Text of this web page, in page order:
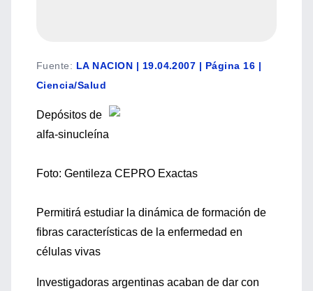
Fuente: LA NACION | 19.04.2007 | Página 16 |
Ciencia/Salud
Depósitos de
alfa-sinucleína
Foto: Gentileza CEPRO Exactas
Permitirá estudiar la dinámica de formación de
fibras características de la enfermedad en
células vivas
Investigadoras argentinas acaban de dar con